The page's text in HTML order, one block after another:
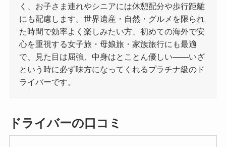
く、お子さま連れやシニアには休憩配分や歩行距離
にも配慮します。世界遺産・自然・グルメを限られ
た時間で効率よく楽しみたい方、初めての海外で安
心を重視する女子旅・母娘旅・家族旅行にも最適
で、見た目は屈強、中身はとことん優しい——いざ
という時に必ず味方になってくれるプラチナ級のド
ライバーです。
ドライバーの口コミ